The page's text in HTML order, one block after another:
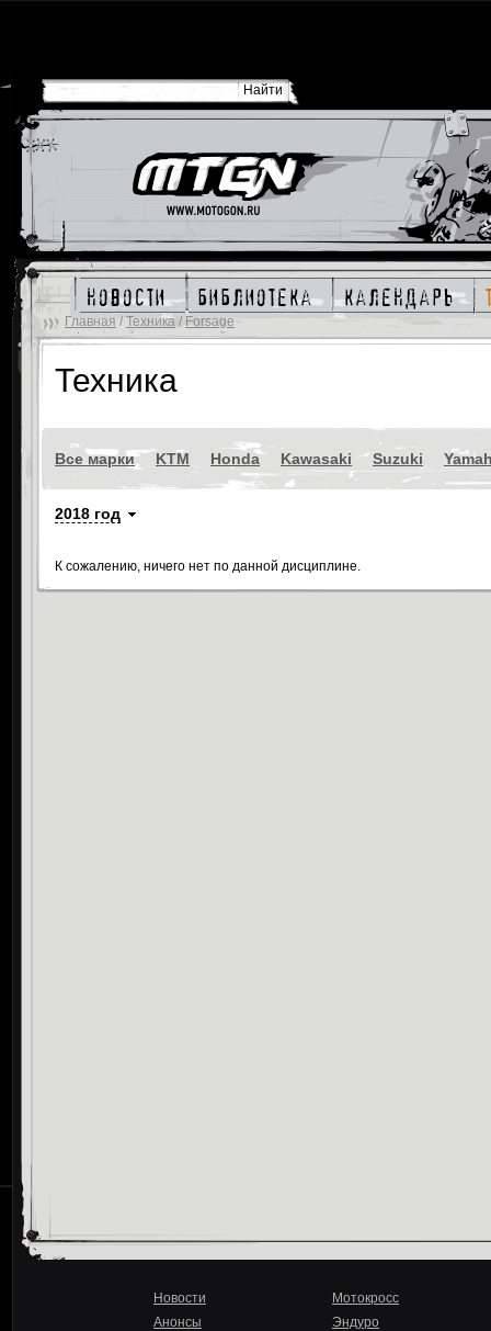
новости библиотека календарь
Главная /Техника / Forsage
Техника
Все марки KTM Honda Kawasaki Suzuki
2018 год
К сожалению, ничего нет по данной дисциплине.
Новости
Анонсы
Мотокросс
Эндуро